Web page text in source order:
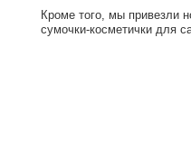
Кроме того, мы привезли
сумочки-косметички для